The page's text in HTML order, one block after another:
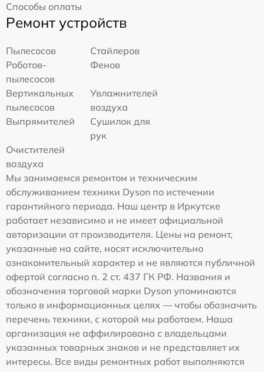
Способы оплаты
Ремонт устройств
Пылесосов
Стайлеров
Роботов-
пылесосов
Фенов
Вертикальных
пылесосов
Увлажнителей
воздуха
Выпрямителей
Сушилок для
рук
Очистителей
воздуха
Мы занимаемся ремонтом и техническим
обслуживанием техники Dyson по истечении
гарантийного периода. Наш центр в Иркутске
работает независимо и не имеет официальной
авторизации от производителя. Цены на ремонт,
указанные на сайте, носят исключительно
ознакомительный характер и не являются публичной
офертой согласно п. 2 ст. 437 ГК РФ. Названия и
обозначения торговой марки Dyson упоминаются
только в информационных целях — чтобы обозначить
перечень техники, с которой мы работаем. Наша
организация не аффилирована с владельцами
указанных товарных знаков и не представляет их
интересы. Все виды ремонтных работ выполняются